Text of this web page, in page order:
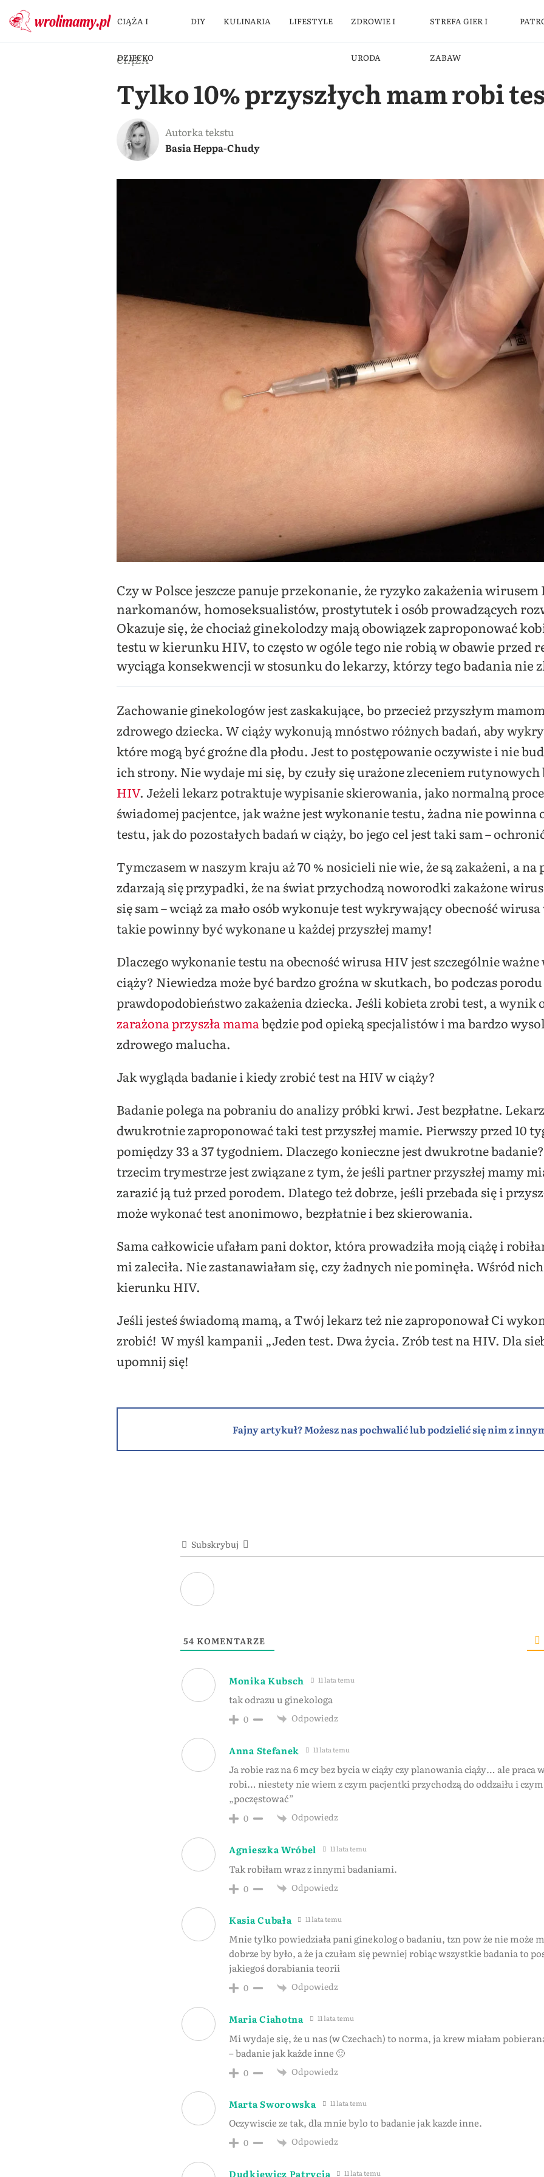
CIĄŻA I
DZIECKO
DIY KULINARIA LIFESTYLE ZDROWIE I
URODA
STREFA GIER I
ZABAW
CIĄŻA
Tylko 10% przyszłych mam robi
Autorka tekstu
Basia Heppa-Chudy
Czy w Polsce jeszcze panuje przekonanie, że ryzyko zakażenia
narkomanów, homoseksualistów, prostytutek i osób prowadzących
Okazuje się, że chociaż ginekolodzy mają obowiązek zaproponować
testu w kierunku HIV, to często w ogóle tego nie robią w obawie przed
wyciąga konsekwencji w stosunku do lekarzy, którzy tego badania nie
Zachowanie ginekologów jest zaskakujące, bo przecież przyszłym
zdrowego dziecka. W ciąży wykonują mnóstwo różnych badań, aby
które mogą być groźne dla płodu. Jest to postępowanie oczywiste i nie
ich strony. Nie wydaje mi się, by czuły się urażone zleceniem rutynowych
HIV. Jeżeli lekarz potraktuje wypisanie skierowania, jako normalną
świadomej pacjentce, jak ważne jest wykonanie testu, żadna nie powinna
testu, jak do pozostałych badań w ciąży, bo jego cel jest taki sam –
Tymczasem w naszym kraju aż 70 % nosicieli nie wie, że są zakażeni, a
zdarzają się przypadki, że na świat przychodzą noworodki zakażone
się sam – wciąż za mało osób wykonuje test wykrywający obecność
takie powinny być wykonane u każdej przyszłej mamy!
Dlaczego wykonanie testu na obecność wirusa HIV jest szczególnie
ciąży? Niewiedza może być bardzo groźna w skutkach, bo podczas
prawdopodobieństwo zakażenia dziecka. Jeśli kobieta zrobi test, a wynik
zarażona przyszła mamabędzie pod opieką specjalistów i ma bardzo
zdrowego malucha.
Jak wygląda badanie i kiedy zrobić test na HIV w ciąży?
Badanie polega na pobraniu do analizy próbki krwi. Jest bezpłatne.
dwukrotnie zaproponować taki test przyszłej mamie. Pierwszy przed 10
pomiędzy 33 a 37 tygodniem. Dlaczego konieczne jest dwukrotne
trzecim trymestrze jest związane z tym, że jeśli partner przyszłej mamy
zarazić ją tuż przed porodem. Dlatego też dobrze, jeśli przebada się i
może wykonać test anonimowo, bezpłatnie i bez skierowania.
Sama całkowicie ufałam pani doktor, która prowadziła moją ciążę i
mi zaleciła. Nie zastanawiałam się, czy żadnych nie pominęła. Wśród
kierunku HIV.
Jeśli jesteś świadomą mamą, a Twój lekarz też nie zaproponował Ci
zrobić! W myśl kampanii „Jeden test. Dwa życia. Zrób test na HIV. Dla
upomnij się!
Fajny artykuł? Możesz nas pochwalić lub podzielić się nim z
Subskrybuj
54 KOMENTARZE
Monika Kubsch 11 lata temu
tak odrazu u ginekologa
0 Odpowiedz
Anna Stefanek 11 lata temu
Ja robie raz na 6 mcy bez bycia w ciąży czy planowania ciąży… ale praca
robi… niestety nie wiem z czym pacjentki przychodzą do oddzaiłu i
„poczęstować”
0 Odpowiedz
Agnieszka Wróbel 11 lata temu
Tak robiłam wraz z innymi badaniami.
0 Odpowiedz
Kasia Cubała 11 lata temu
Mnie tylko powiedziała pani ginekolog o badaniu, tzn pow że nie może
dobrze by było, a że ja czułam się pewniej robiąc wszystkie badania to
jakiegoś dorabiania teorii
0 Odpowiedz
Maria Ciahotna 11 lata temu
Mi wydaje się, że u nas (w Czechach) to norma, ja krew miałam
– badanie jak każde inne 🙂
0 Odpowiedz
Marta Sworowska 11 lata temu
Oczywiscie ze tak, dla mnie bylo to badanie jak kazde inne.
0 Odpowiedz
Dudkiewicz Patrycja 11 lata temu